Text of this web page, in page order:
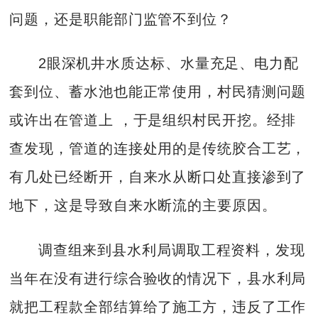
问题，还是职能部门监管不到位？
2眼深机井水质达标、水量充足、电力配
套到位、蓄水池也能正常使用，村民猜测问题
或许出在管道上 ，于是组织村民开挖。经排
查发现，管道的连接处用的是传统胶合工艺，
有几处已经断开，自来水从断口处直接渗到了
地下，这是导致自来水断流的主要原因。
调查组来到县水利局调取工程资料，发现
当年在没有进行综合验收的情况下，县水利局
就把工程款全部结算给了施工方，违反了工作